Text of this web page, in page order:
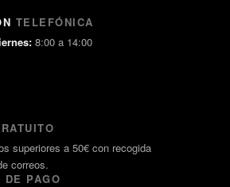
TELEFÓNICA
8:00 a 14:00
superiores a 50€ con recogida
correos.
DE PAGO